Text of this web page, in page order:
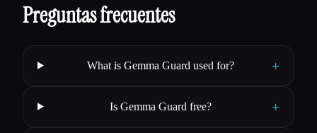
Preguntas frecuentes
What is Gemma Guard used for? +
Is Gemma Guard free? +